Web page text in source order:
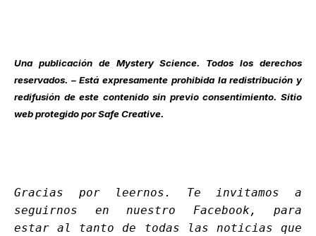
Una publicación de Mystery Science. Todos los derechos
reservados. – Está expresamente prohibida la redistribución y
redifusión de este contenido sin previo consentimiento. Sitio
web protegido por Safe Creative.
Gracias por leernos. Te invitamos a
seguirnos en nuestro Facebook , para
estar al tanto de todas las noticias que